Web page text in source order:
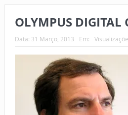
OLYMPUS DIGITAL
Data: 31 Março, 2013 Em: